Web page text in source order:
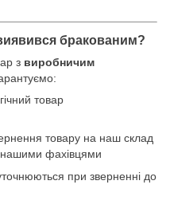
бракованим?
з виробничим
товар
товару на наш склад
нашими фахівцями
при зверненні до